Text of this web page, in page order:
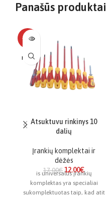
Panašūs produktai
-29%
NĖRA
Atsuktuvu rinkinys 10
dalių
Įrankių komplektai ir
dėžės
17.00€ 12.00€
is universalus įrankių
komplektas yra specialiai
sukomplektuotas taip, kad atit